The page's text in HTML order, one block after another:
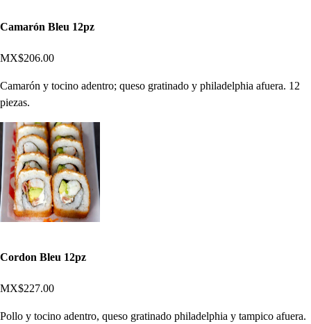
Camarón Bleu 12pz
MX$206.00
Camarón y tocino adentro; queso gratinado y philadelphia afuera. 12
piezas.
Cordon Bleu 12pz
MX$227.00
Pollo y tocino adentro, queso gratinado philadelphia y tampico afuera.